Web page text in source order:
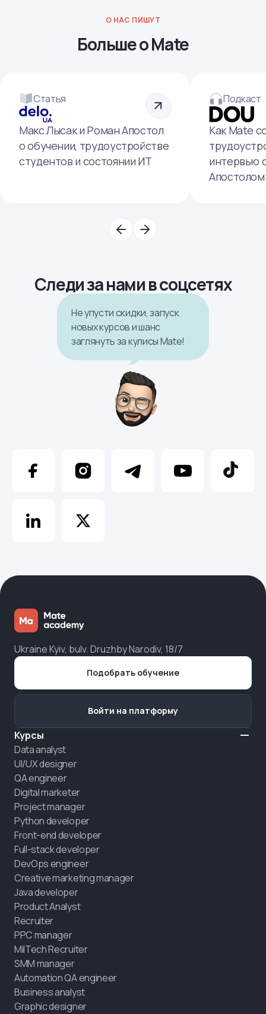
О НАС ПИШУТ
Больше о Mate
Статья
Макс Лысак и Роман Апостол
о обучении, трудоустройстве
студентов и состоянии ИТ
Подкаст
Как Mate
интервью
Апостолом
Следи за нами в соцсетях
Не упусти скидки, запуск
новых курсов и шанс
заглянуть за кулисы Mate!
Ukraine Kyiv, bulv. Druzhby Narodiv, 18/7
Курсы
Data analyst
UI/UX designer
QA engineer
Digital marketer
Project manager
Python developer
Front-end developer
Full-stack developer
DevOps engineer
Creative marketing manager
Java developer
Product Analyst
Recruiter
PPC manager
MilTech Recruiter
SMM manager
Automation QA engineer
Business analyst
Graphic designer
Подобрать обучение
Войти на платформу